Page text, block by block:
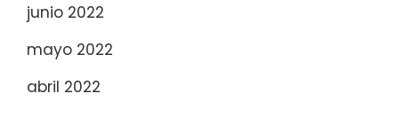
junio 2022
mayo 2022
abril 2022